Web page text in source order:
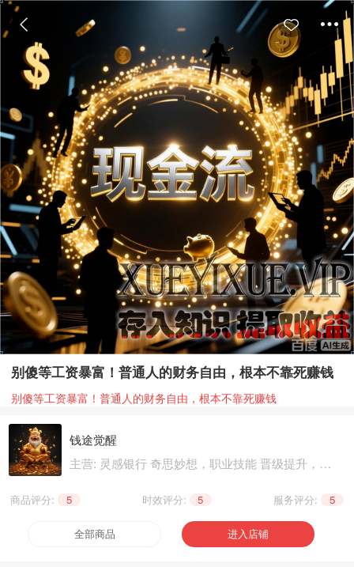
别傻等工资暴富！普通人的财务自由，根本不靠死赚钱
别傻等工资暴富！普通人的财务自由，根本不靠死赚钱
钱途觉醒
主营: 灵感银行 奇思妙想，职业技能 晋级提升，兴
商品评分: 5 时效评分: 5 服务评分: 5
全部商品 进入店铺